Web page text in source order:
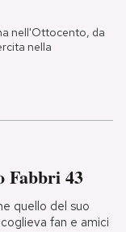
nell'Ottocento, da
nella
Fabbri 43
quello del suo
fan e amici